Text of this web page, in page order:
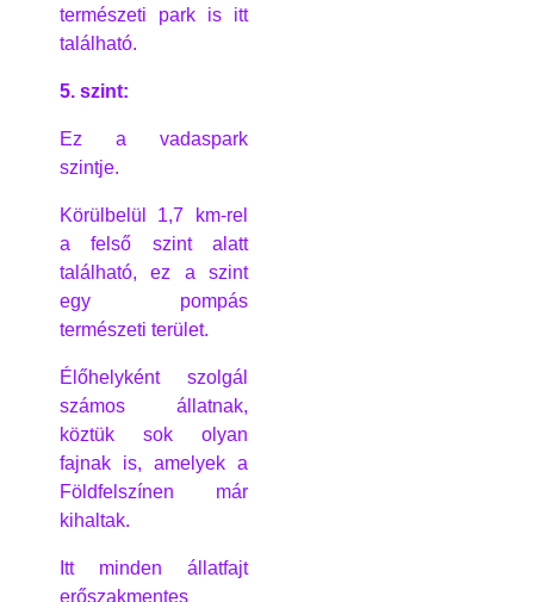
természeti park is itt
található.
5. szint:
Ez a vadaspark
szintje.
Körülbelül 1,7 km-rel
a felső szint alatt
található, ez a szint
egy pompás
természeti terület.
Élőhelyként szolgál
számos állatnak,
köztük sok olyan
fajnak is, amelyek a
Földfelszínen már
kihaltak.
Itt minden állatfajt
erőszakmentes